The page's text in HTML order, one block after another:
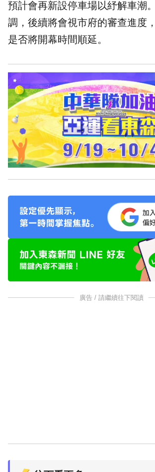
預計會再新設停車場以紓解車潮
調，後續將會視市府的審查進度
是否將開幕時間順延。
廣告 / 請繼續往下閱讀